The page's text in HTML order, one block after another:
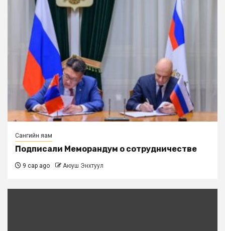
Сангийн яам
Подписали Меморандум о сотрудничестве
9 сар ago Аюуш Энхтуул